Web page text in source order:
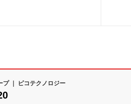
プ ｜ ピコテクノロジー